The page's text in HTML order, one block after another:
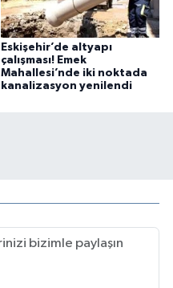
Eskişehir’de altyapı
çalışması! Emek
Mahallesi’nde iki noktada
kanalizasyon yenilendi